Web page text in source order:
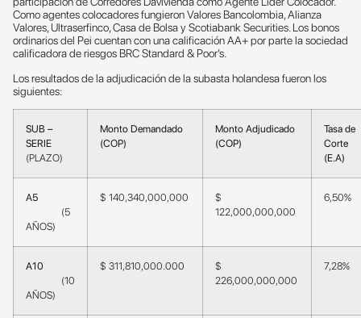
Como agentes colocadores fungieron Valores Bancolombia, Alianza
Valores, Ultraserfinco, Casa de Bolsa y Scotiabank Securities. Los bonos
ordinarios del Pei cuentan con una calificación AA+ por parte la sociedad
calificadora de riesgos BRC Standard & Poor’s.
Los resultados de la adjudicación de la subasta holandesa fueron los
siguientes:
SUB –
SERIE
(PLAZO)
Monto Demandado
(COP)
Monto Adjudicado
(COP)
Tasa de
(E.A)
A5
(5
AÑOS)
$ 140,340,000,000
$
122,000,000,000
6,50%
A10
(10
AÑOS)
$ 311,810,000.000
$
226,000,000,000
7,28%